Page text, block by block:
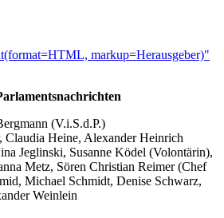
markup=Herausgeber)"
(V.i.S.d.P.)
Claudia Heine, Alexander Heinrich
Jeglinski, Susanne Ködel (Volontärin),
Metz, Sören Christian Reimer (Chef
Michael Schmidt, Denise Schwarz,
Weinlein